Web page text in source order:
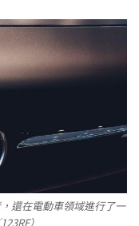
還在電動車領域進行了一
）